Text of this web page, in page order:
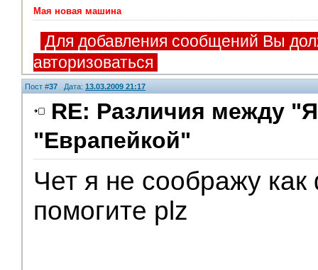
Мая новая машина
Для добавления сообщений Вы
авторизоваться
Пост #37 Дата: 13.03.2009 21:17
RE: Различия между
"Еврапейкой"
Чет я не соображу
помогите plz